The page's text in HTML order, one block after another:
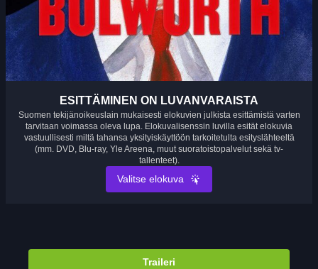
ESITTÄMINEN ON LUVANVARAISTA
Suomen tekijänoikeuslain mukaisesti elokuvien julkista esittämistä varten
tarvitaan voimassa oleva lupa. Elokuvalisenssin luvilla esität elokuvia
vastuullisesti miltä tahansa yksityiskäyttöön tarkoitetulta esityslähteeltä
(mm. DVD, Blu-ray, Yle Areena, muut suoratoistopalvelut sekä tv-
tallenteet).
Valitse elokuva
Traileri